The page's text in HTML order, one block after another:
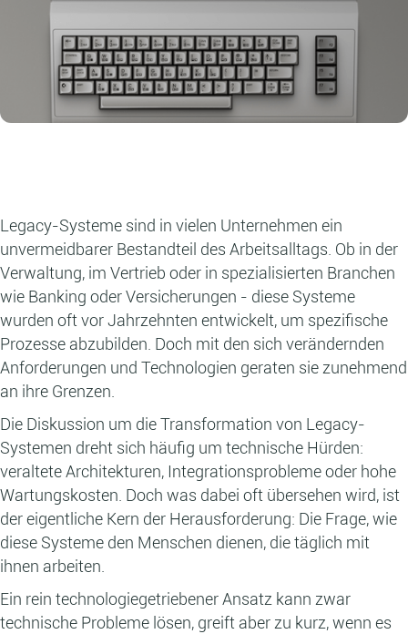
Legacy-Systeme sind in vielen Unternehmen ein
unvermeidbarer Bestandteil des Arbeitsalltags. Ob in der
Verwaltung, im Vertrieb oder in spezialisierten Branchen
wie Banking oder Versicherungen - diese Systeme
wurden oft vor Jahrzehnten entwickelt, um spezifische
Prozesse abzubilden. Doch mit den sich verändernden
Anforderungen und Technologien geraten sie zunehmend
an ihre Grenzen.
Die Diskussion um die Transformation von Legacy-
Systemen dreht sich häufig um technische Hürden:
veraltete Architekturen, Integrationsprobleme oder hohe
Wartungskosten. Doch was dabei oft übersehen wird, ist
der eigentliche Kern der Herausforderung: Die Frage, wie
diese Systeme den Menschen dienen, die täglich mit
ihnen arbeiten.
Ein rein technologiegetriebener Ansatz kann zwar
technische Probleme lösen, greift aber zu kurz, wenn es